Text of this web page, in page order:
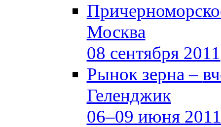
Москва
08 сентября 2011
Рынок зерна –
Геленджик
06–09 июня 2011